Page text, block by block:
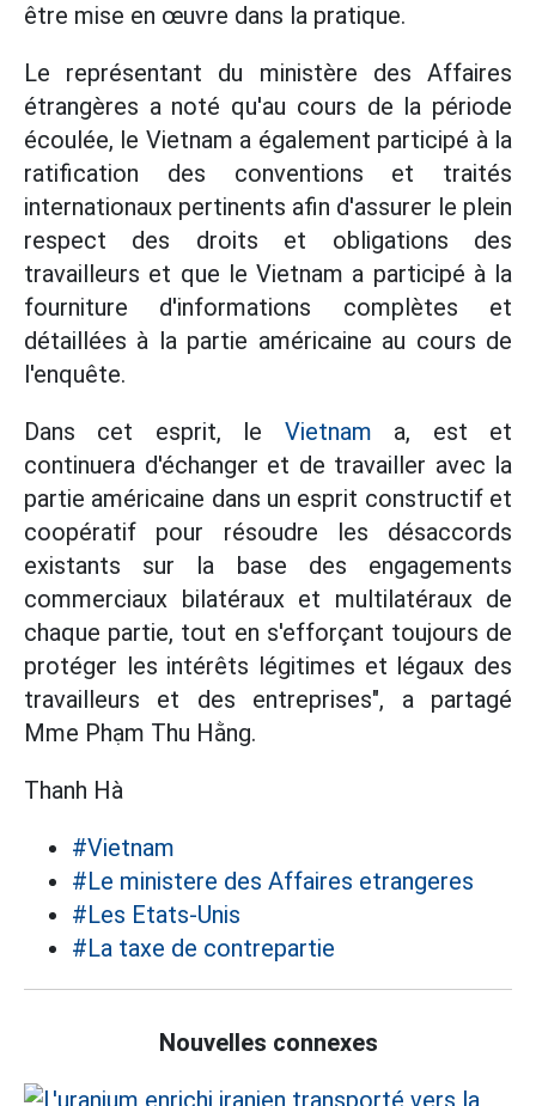
être mise en œuvre dans la pratique.
Le représentant du ministère des Affaires
étrangères a noté qu'au cours de la période
écoulée, le Vietnam a également participé à la
ratification des conventions et traités
internationaux pertinents afin d'assurer le plein
respect des droits et obligations des
travailleurs et que le Vietnam a participé à la
fourniture d'informations complètes et
détaillées à la partie américaine au cours de
l'enquête.
Dans cet esprit, le Vietnam a, est et
continuera d'échanger et de travailler avec la
partie américaine dans un esprit constructif et
coopératif pour résoudre les désaccords
existants sur la base des engagements
commerciaux bilatéraux et multilatéraux de
chaque partie, tout en s'efforçant toujours de
protéger les intérêts légitimes et légaux des
travailleurs et des entreprises", a partagé
Mme Phạm Thu Hằng.
Thanh Hà
#Vietnam
#Le ministere des Affaires etrangeres
#Les Etats-Unis
#La taxe de contrepartie
Nouvelles connexes